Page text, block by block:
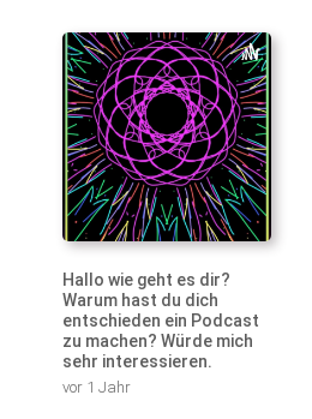
Hallo wie geht es dir?
Warum hast du dich
entschieden ein Podcast
zu machen? Würde mich
sehr interessieren.
vor 1 Jahr